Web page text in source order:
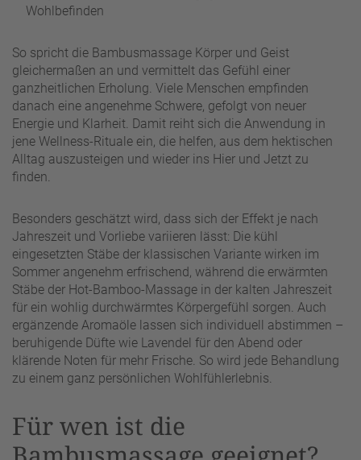
Wohlbefinden
So spricht die Bambusmassage Körper und Geist
gleichermaßen an und vermittelt das Gefühl einer
ganzheitlichen Erholung. Viele Menschen empfinden
danach eine angenehme Schwere, gefolgt von neuer
Energie und Klarheit. Damit reiht sich die Anwendung in
jene Wellness-Rituale ein, die helfen, aus dem hektischen
Alltag auszusteigen und wieder ins Hier und Jetzt zu
finden.
Besonders geschätzt wird, dass sich der Effekt je nach
Jahreszeit und Vorliebe variieren lässt: Die kühl
eingesetzten Stäbe der klassischen Variante wirken im
Sommer angenehm erfrischend, während die erwärmten
Stäbe der Hot-Bamboo-Massage in der kalten Jahreszeit
für ein wohlig durchwärmtes Körpergefühl sorgen. Auch
ergänzende Aromaöle lassen sich individuell abstimmen –
beruhigende Düfte wie Lavendel für den Abend oder
klärende Noten für mehr Frische. So wird jede Behandlung
zu einem ganz persönlichen Wohlfühlerlebnis.
Für wen ist die